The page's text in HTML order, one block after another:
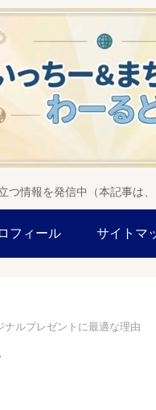
つ情報を発信中（本記事は
フィール サイトマ
ルプレゼントに最適な理由